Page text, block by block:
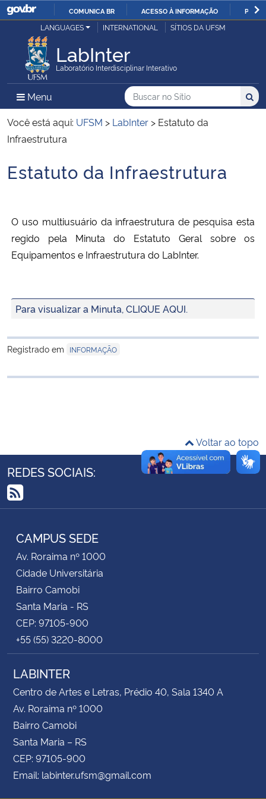
IR
COMUNICA BR ACESSO À INFORMAÇÃO
Ministério da Justiça e Segurança Pública
Ministério da Defesa
Ministério das Relações Exteriores
Ministério da Infraestrutura
Ministério da Educação
Ministério da Saúde
Ministério de Minas e Energia
Controladoria-Geral da União
Secretaria-Geral
Secretaria de Governo
Gabinete de Segurança Institucional
Advocacia-Geral da União
LANGUAGES INTERNATIONAL SÍTIOS DA UFSM
LabInter
Laboratório Interdisciplinar Interativo
Menu Menu Principal do Sítio
Busca
Buscar no no Sítio
Busca:
Você está aqui: UFSM > LabInter > Estatuto da
Infraestrutura
Início do conteúdo
Estatuto da Infraestrutura
O uso multiusuário da infraestrutura de pesquisa esta
regido pela Minuta do Estatuto Geral sobre os
Equipamentos e Infraestrutura do LabInter.
Para visualizar a Minuta, CLIQUE AQUI.
Registrado em INFORMAÇÃO
Voltar ao topo
REDES SOCIAIS:
RSS
CAMPUS SEDE
Av. Roraima nº 1000
Cidade Universitária
Bairro Camobi
Santa Maria - RS
CEP: 97105-900
+55 (55) 3220-8000
LABINTER
Centro de Artes e Letras, Prédio 40, Sala 1340 A
Av. Roraima nº 1000
Bairro Camobi
Santa Maria – RS
CEP: 97105-900
Email: labinter.ufsm@gmail.com